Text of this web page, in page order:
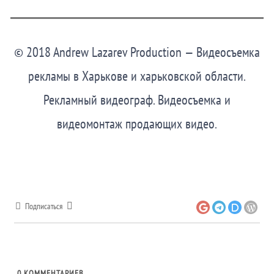
© 2018 Andrew Lazarev Production — Видеосъемка
рекламы в Харькове и харьковской области.
Рекламный видеограф. Видеосъемка и
видеомонтаж продающих видео.
Подписаться